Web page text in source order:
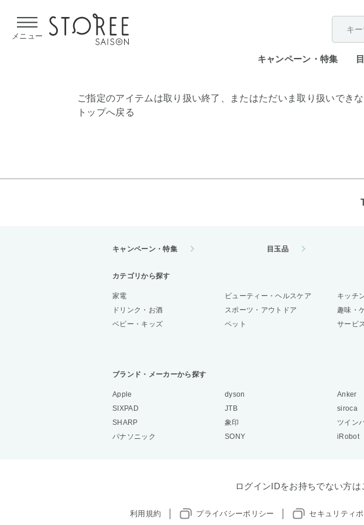
メニュー
キャンペーン・特集
ご指定のアイテムは取り扱い終了、またはただいま取り扱いできな
トップへ戻る
キャンペーン・特集 目玉品
カテゴリから探す
家電 ビューティー・ヘルスケア キッチ
ドリンク・お酒
スポーツ・アウトドア 趣味・
ベビー・キッズ
ペット サービ
ブランド・メーカーから探す
Apple dyson Anker
SIXPAD
JTB siroca
SHARP
象印 ツイン
パナソニック
SONY iRobot
ログインIDをお持ちでない方は
利用規約 プライバシーポリシー セキュリティ